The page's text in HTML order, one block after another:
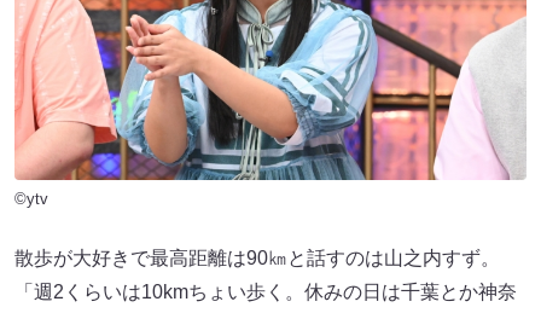
©ytv
散歩が大好きで最高距離は90㎞と話すのは山之内すず。
「週2くらいは10kmちょい歩く。休みの日は千葉とか神奈